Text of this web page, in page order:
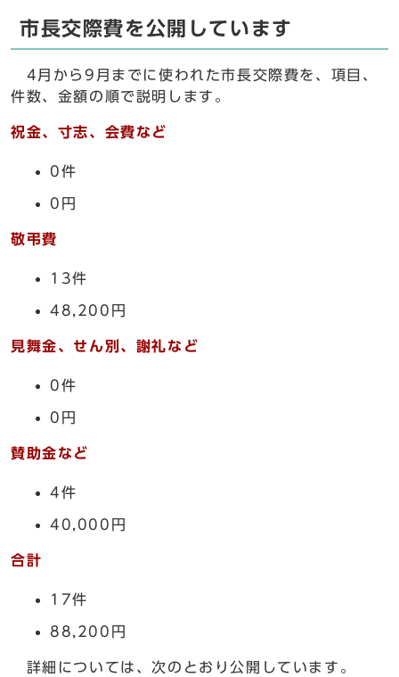
市長交際費を公開しています
4月から9月までに使われた市長交際費を、項目、
件数、金額の順で説明します。
祝金、寸志、会費など
0件
0円
敬弔費
13件
48,200円
見舞金、せん別、謝礼など
0件
0円
賛助金など
4件
40,000円
合計
17件
88,200円
詳細については、次のとおり公開しています。